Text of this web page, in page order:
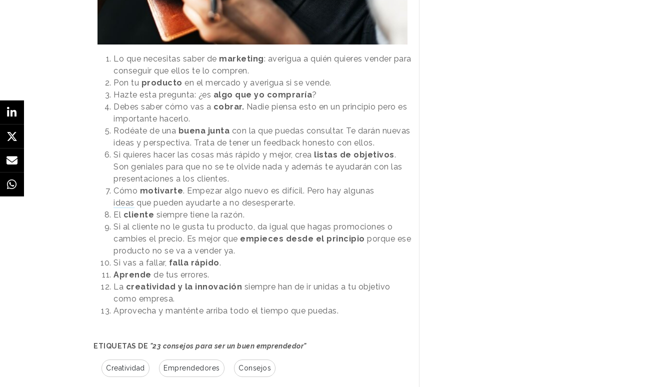
Lo que necesitas saber de marketing: averigua a quién quieres vender para
conseguir que ellos te lo compren.
Pon tu producto en el mercado y averigua si se vende.
Hazte esta pregunta: ¿es algo que yo compraría?
Debes saber cómo vas a cobrar. Nadie piensa esto en un principio pero es
importante hacerlo.
Rodéate de una buena junta con la que puedas consultar. Te darán nuevas
ideas y perspectiva. Trata de tener un feedback honesto con ellos.
Si quieres hacer las cosas más rápido y mejor, crea listas de objetivos.
Son geniales para que no se te olvide nada y además te ayudarán con las
presentaciones a los clientes.
Cómo motivarte. Empezar algo nuevo es difícil. Pero hay algunas
ideas que pueden ayudarte a no desesperarte.
El cliente siempre tiene la razón.
Si al cliente no le gusta tu producto, da igual que hagas promociones o
cambies el precio. Es mejor que empieces desde el principio porque ese
producto no se va a vender ya.
Si vas a fallar, falla rápido.
Aprende de tus errores.
La creatividad y la innovación siempre han de ir unidas a tu objetivo
como empresa.
Aprovecha y manténte arriba todo el tiempo que puedas.
ETIQUETAS DE "23 consejos para ser un buen emprendedor"
Creatividad Emprendedores Consejos